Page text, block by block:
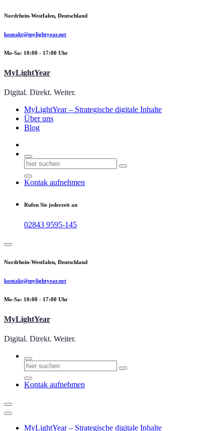
Zum
springen
Nordrhein-Westfalen, Deutschland
kontakt@mylightyear.net
Mo-Sa: 10:00 - 17:00 Uhr
MyLightYear
Digital. Direkt. Weiter.
MyLightYear – Strategische digitale Inhalte
Über uns
Blog
Suchen
nach:
Kontak aufnehmen
Rufen Sie jederzeit an
02843 9595-145
Nordrhein-Westfalen, Deutschland
kontakt@mylightyear.net
Mo-Sa: 10:00 - 17:00 Uhr
MyLightYear
Digital. Direkt. Weiter.
Suchen
nach:
Kontak aufnehmen
MyLightYear – Strategische digitale Inhalte